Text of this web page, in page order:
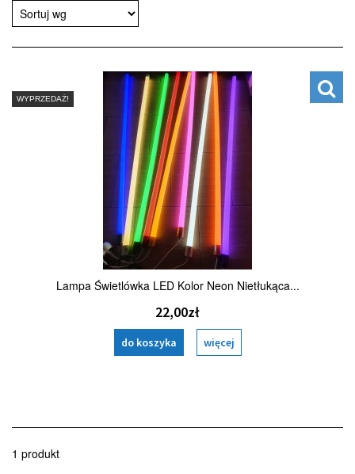
WYPRZEDAŻ!
Lampa Świetlówka LED Kolor Neon Nietłukąca...
22,00zł
do koszyka więcej
1 produkt